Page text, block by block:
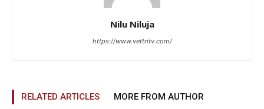
Nilu Niluja
https://www.vettritv.com/
RELATED ARTICLES MORE FROM AUTHOR